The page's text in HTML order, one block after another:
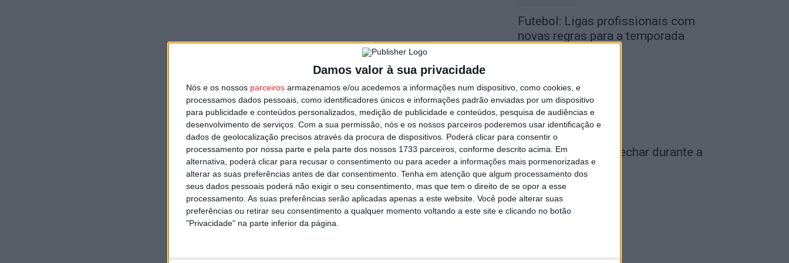
Damos valor à sua privacidade
Nós e os nossos parceiros armazenamos e/ou acedemos a informações num dispositivo, como cookies, e
processamos dados pessoais, como identificadores únicos e informações padrão enviadas por um dispositivo
para publicidade e conteúdos personalizados, medição de publicidade e conteúdos, pesquisa de audiências e
desenvolvimento de serviços. Com a sua permissão, nós e os nossos parceiros poderemos usar identificação e
dados de geolocalização precisos através da procura de dispositivos. Poderá clicar para consentir o
processamento por nossa parte e pela parte dos nossos 1733 parceiros, conforme descrito acima. Em
alternativa, poderá clicar para recusar o consentimento ou para aceder a informações mais pormenorizadas e
alterar as suas preferências antes de dar consentimento. Tenha em atenção que algum processamento dos
seus dados pessoais poderá não exigir o seu consentimento, mas que tem o direito de se opor a esse
processamento. As suas preferências serão aplicadas apenas a este website. Você pode alterar suas
preferências ou retirar seu consentimento a qualquer momento voltando a este site e clicando no botão
"Privacidade" na parte inferior da página.
Futebol: Ligas profissionais com
novas regras para a temporada
Viseu: IP3 volta a fechar durante a
noite a partir de...